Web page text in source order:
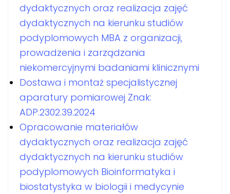
dydaktycznych oraz realizacja zajęć
dydaktycznych na kierunku studiów
podyplomowych MBA z organizacji,
prowadzenia i zarządzania
niekomercyjnymi badaniami klinicznymi
Dostawa i montaż specjalistycznej
aparatury pomiarowej Znak:
ADP.2302.39.2024
Opracowanie materiałów
dydaktycznych oraz realizacja zajęć
dydaktycznych na kierunku studiów
podyplomowych Bioinformatyka i
biostatystyka w biologii i medycynie